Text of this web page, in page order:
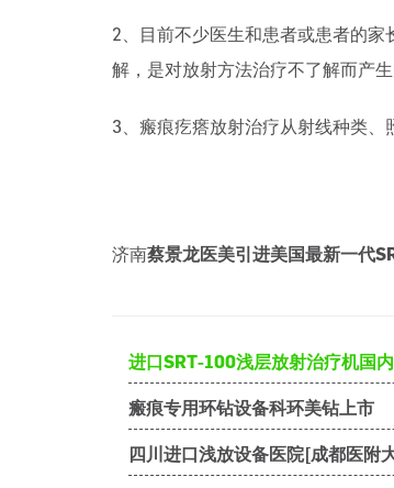
2、目前不少医生和患者或患者的
解，是对放射方法治疗不了解而产生
3、瘢痕疙瘩放射治疗从射线种类、
济南蔡景龙医美引进美国最新一代
进口SRT-100浅层放射治疗机国
瘢痕专用环钻设备科环美钻上市
四川进口浅放设备医院[成都医附